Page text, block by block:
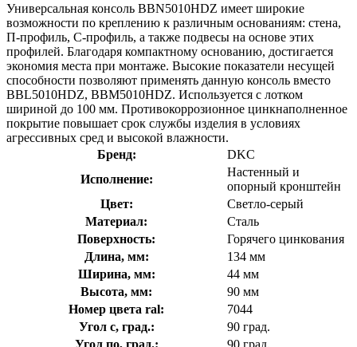
Универсальная консоль BBN5010HDZ имеет широкие
возможности по креплению к различным основаниям: стена,
П-профиль, С-профиль, а также подвесы на основе этих
профилей. Благодаря компактному основанию, достигается
экономия места при монтаже. Высокие показатели несущей
способности позволяют применять данную консоль вместо
BBL5010HDZ, BBM5010HDZ. Используется с лотком
шириной до 100 мм. Противокоррозионное цинкнаполненное
покрытие повышает срок службы изделия в условиях
агрессивных сред и высокой влажности.
Бренд:
DKC
Исполнение:
Настенный и
опорный кронштейн
Цвет:
Светло-серый
Материал:
Сталь
Поверхность:
Горячего цинкования
Длина, мм:
134 мм
Ширина, мм:
44 мм
Высота, мм:
90 мм
Номер цвета ral:
7044
Угол с, град.:
90 град.
Угол по, град.:
90 град.